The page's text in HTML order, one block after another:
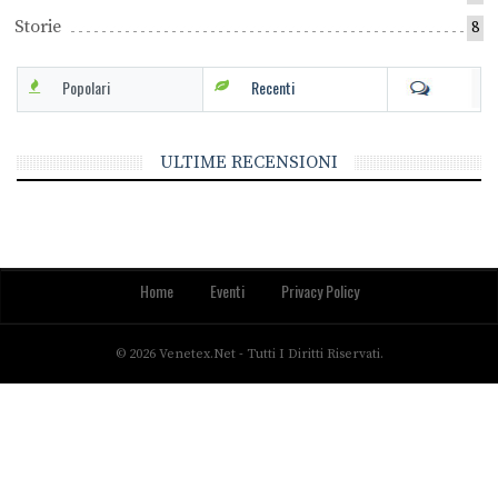
Storie 8
Popolari Recenti
ULTIME RECENSIONI
Home Eventi Privacy Policy
© 2026 Venetex.net - Tutti I Diritti Riservati.